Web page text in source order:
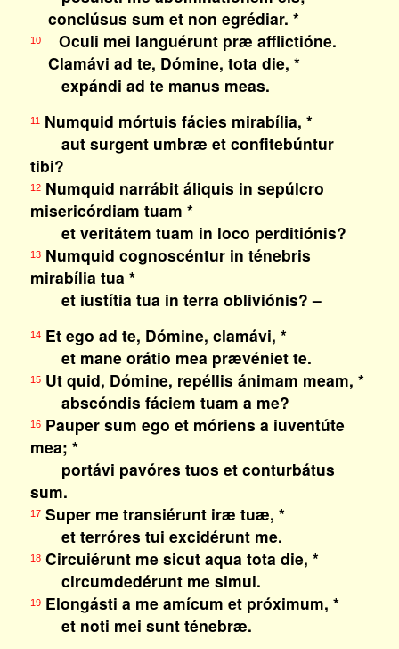
conclúsus sum et non egrédiar. *
10Oculi mei languérunt præ afflictióne.
Clamávi ad te, Dómine, tota die, *
expándi ad te manus meas.
11Numquid mórtuis fácies mirabília, *
aut surgent umbræ et confitebúntur
tibi?
12Numquid narrábit áliquis in sepúlcro
misericórdiam tuam *
et veritátem tuam in loco perditiónis?
13Numquid cognoscéntur in ténebris
mirabília tua *
et iustítia tua in terra obliviónis? –
14Et ego ad te, Dómine, clamávi, *
et mane orátio mea prævéniet te.
15Ut quid, Dómine, repéllis ánimam meam, *
abscóndis fáciem tuam a me?
16Pauper sum ego et móriens a iuventúte
mea; *
portávi pavóres tuos et conturbátus
sum.
17Super me transiérunt iræ tuæ, *
et terróres tui excidérunt me.
18Circuiérunt me sicut aqua tota die, *
circumdedérunt me simul.
19Elongásti a me amícum et próximum, *
et noti mei sunt ténebræ.